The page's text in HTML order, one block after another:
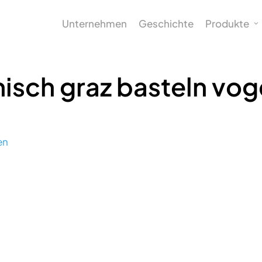
Unternehmen Geschichte Produkte
graz basteln